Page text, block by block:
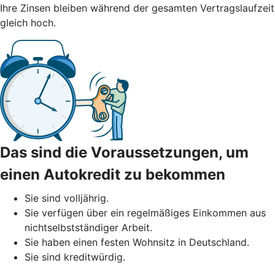
Ihre Zinsen bleiben während der gesamten Vertragslaufzeit
gleich hoch.
Das sind die Voraussetzungen, um
einen Autokredit zu bekommen
Sie sind volljährig.
Sie verfügen über ein regelmäßiges Einkommen aus
nichtselbstständiger Arbeit.
Sie haben einen festen Wohnsitz in Deutschland.
Sie sind kreditwürdig.